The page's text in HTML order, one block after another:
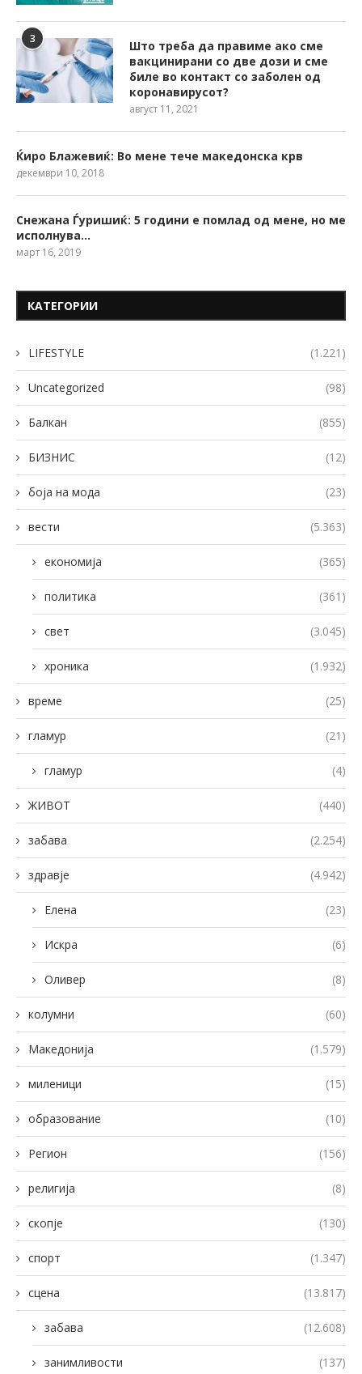
3
Што треба да правиме ако сме
вакцинирани со две дози и сме
биле во контакт со заболен од
коронавирусот?
август 11, 2021
Ќиро Блажевиќ: Во мене тече македонска крв
декември 10, 2018
Снежана Ѓуришиќ: 5 години е помлад од мене, но ме
исполнува…
март 16, 2019
КАТЕГОРИИ
LIFESTYLE (1.221)
Uncategorized (98)
Балкан (855)
БИЗНИС (12)
боја на мода (23)
вести (5.363)
економија (365)
политика (361)
свет (3.045)
хроника (1.932)
време (25)
гламур (21)
гламур (4)
ЖИВОТ (440)
забава (2.254)
здравје (4.942)
Елена (23)
Искра (6)
Оливер (8)
колумни (60)
Македонија (1.579)
миленици (15)
образование (10)
Регион (156)
религија (8)
скопје (130)
спорт (1.347)
сцена (13.817)
забава (12.608)
занимливости (137)